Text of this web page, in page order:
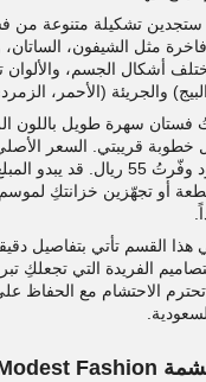
تشكيلة متنوعة من
مثل الشيفون،
أشكال الجسم، والألوان
والجريئة (الأحمر،
فستان سهرة طويل باللون
وبعد استخدام الكود وفّرتُ 55
أو تجهّزين خزانتكِ
القسم تأتي بتفاصيل
الفريدة التي تجعلكِ
الاحتشام مع الحفاظ